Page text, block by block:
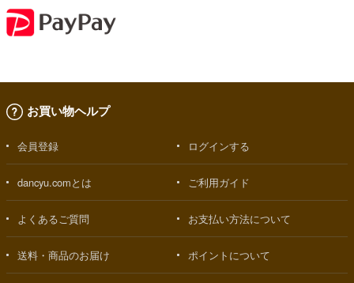
お買い物ヘルプ
会員登録 ログインする
dancyu.comとは ご利用ガイド
よくあるご質問 お支払い方法について
送料・商品のお届け ポイントについて